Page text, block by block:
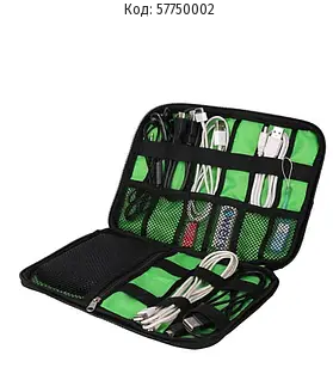
57750002